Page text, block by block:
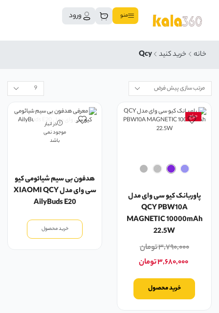
منو ورود
خانه خرید کنید Qcy
حراج
پاوربانک کیو سی وای مدل
QCY PBW10A
MAGNETIC 10000mAh
22.5W
۳,۷۹۰,۰۰۰تومان
۳,۶۸۰,۰۰۰تومان
خرید محصول
در انبار
موجود نمی
باشد
هدفون بی سیم شیائومی کیو
سی وای مدل XIAOMI QCY
AilyBuds E20
خرید محصول